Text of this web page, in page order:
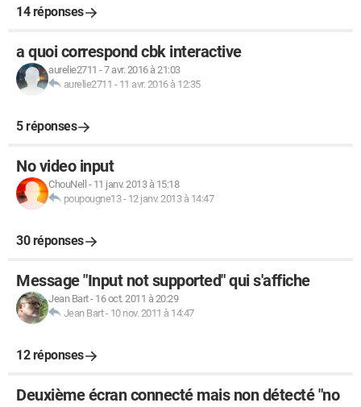
14 réponses
a quoi correspond cbk interactive
aurelie2711 -7 avr. 2016 à 21:03
aurelie2711 - 11 avr. 2016 à 12:35
5 réponses
No video input
ChouNell - 11 janv. 2013 à 15:18
poupougne13- 12 janv. 2013 à 14:47
30 réponses
Message "Input not supported" qui s'affiche
Jean Bart- 16 oct. 2011 à 20:29
Jean Bart- 10 nov. 2011 à 14:47
12 réponses
Deuxième écran connecté mais non détecté "no